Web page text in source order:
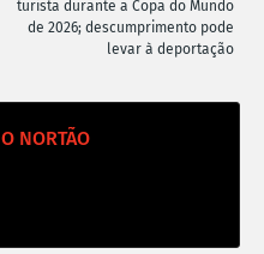
turista durante a Copa do Mundo
de 2026; descumprimento pode
levar à deportação
O NORTÃO